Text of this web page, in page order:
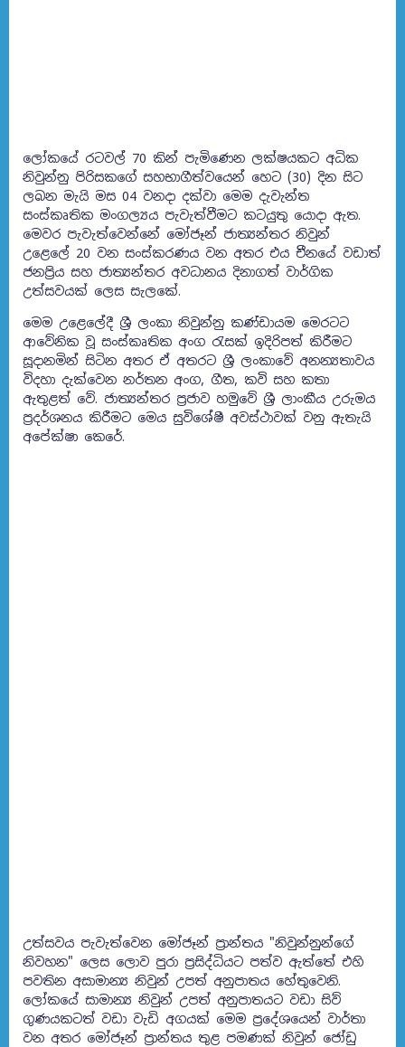
ලෝකයේ රටවල් 70 කින් පැමිණෙන ලක්ෂයකට අධික
නිවුන්නු පිරිසකගේ සහභාගීත්වයෙන් හෙට (30) දින සිට
ලබන මැයි මස 04 වනදා දක්වා මෙම දැවැන්ත
සංස්කෘතික මංගල්‍යය පැවැත්වීමට කටයුතු යොදා ඇත.
මෙවර පැවැත්වෙන්නේ මෝජෑන් ජාත්‍යන්තර නිවුන්
උළෙලේ 20 වන සංස්කරණය වන අතර එය චීනයේ වඩාත්
ජනප්‍රිය සහ ජාත්‍යන්තර අවධානය දිනාගත් වාර්ගික
උත්සවයක් ලෙස සැලකේ.
මෙම උළෙලේදී ශ්‍රී ලංකා නිවුන්නු කණ්ඩායම මෙරටට
ආවේනික වූ සංස්කෘතික අංග රැසක් ඉදිරිපත් කිරීමට
සූදානමින් සිටින අතර ඒ අතරට ශ්‍රී ලංකාවේ අනන්‍යතාවය
විදහා දැක්වෙන නර්තන අංග, ගීත, කවි සහ කතා
ඇතුළත් වේ. ජාත්‍යන්තර ප්‍රජාව හමුවේ ශ්‍රී ලාංකීය උරුමය
ප්‍රදර්ශනය කිරීමට මෙය සුවිශේෂී අවස්ථාවක් වනු ඇතැයි
අපේක්ෂා කෙරේ.
උත්සවය පැවැත්වෙන මෝජෑන් ප්‍රාන්තය "නිවුන්නුන්ගේ
නිවහන" ලෙස ලොව පුරා ප්‍රසිද්ධියට පත්ව ඇත්තේ එහි
පවතින අසාමාන්‍ය නිවුන් උපත් අනුපාතය හේතුවෙනි.
ලෝකයේ සාමාන්‍ය නිවුන් උපත් අනුපාතයට වඩා සිව්
ගුණයකටත් වඩා වැඩි අගයක් මෙම ප්‍රදේශයෙන් වාර්තා
වන අතර මෝජෑන් ප්‍රාන්තය තුළ පමණක් නිවුන් ජෝඩු